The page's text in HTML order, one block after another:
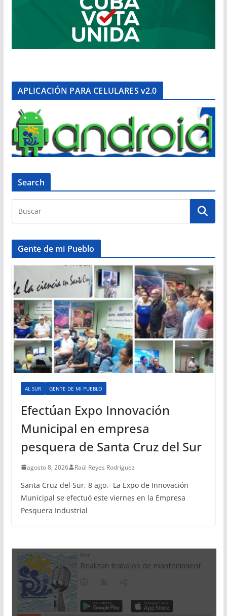
APLICACIÓN PARA CELULARES v2.0
Search
Gente de mi Pueblo
AL SUR GENTE DE MI PUEBLO
Efectúan Expo Innovación
Municipal en empresa
pesquera de Santa Cruz del Sur
agosto 8, 2026 Raúl Reyes Rodríguez
Santa Cruz del Sur, 8 ago.- La Expo de Innovación
Municipal se efectuó este viernes en la Empresa
Pesquera Industrial